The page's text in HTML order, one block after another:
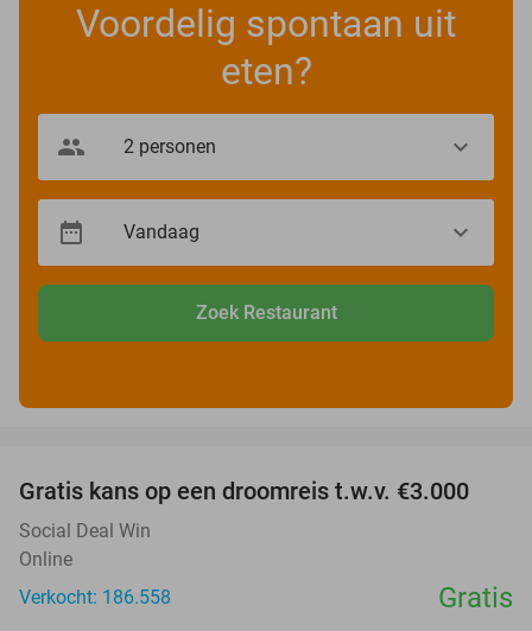
Voordelig spontaan uit
eten?
Zoek Restaurant
Gratis kans op een droomreis t.w.v. €3.000
Social Deal Win
Online
Verkocht: 186.558
Gratis